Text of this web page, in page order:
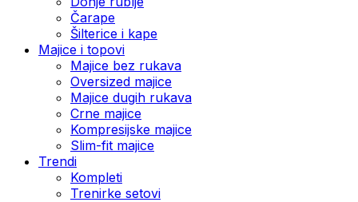
Čarape
Šilterice i kape
Majice i topovi
Majice bez rukava
Oversized majice
Majice dugih rukava
Crne majice
Kompresijske majice
Slim-fit majice
Trendi
Kompleti
Trenirke setovi